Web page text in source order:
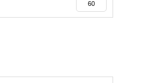
60